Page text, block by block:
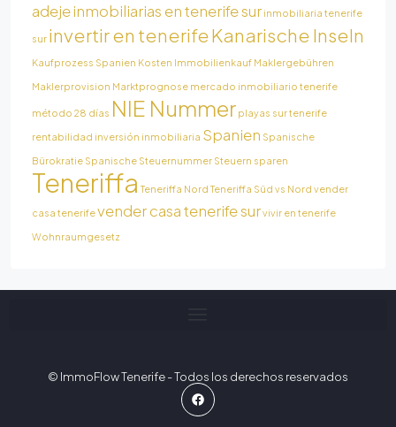
adejeinmobiliarias en tenerife sur inmobiliaria tenerife
sur invertir en tenerifeKanarische Inseln
Kaufprozess Spanien Kosten Immobilienkauf Maklergebühren
Maklerprovision Marktprognose mercado inmobiliario tenerife
método 28 días NIE Nummer playas sur tenerife
rentabilidad inversión inmobiliaria Spanien Spanische
Bürokratie Spanische Steuernummer Steuern sparen
Teneriffa Teneriffa Nord Teneriffa Süd vs Nord vender
casa tenerifevender casa tenerife survivir en tenerife
Wohnraumgesetz
© ImmoFlow Tenerife - Todos los derechos reservados